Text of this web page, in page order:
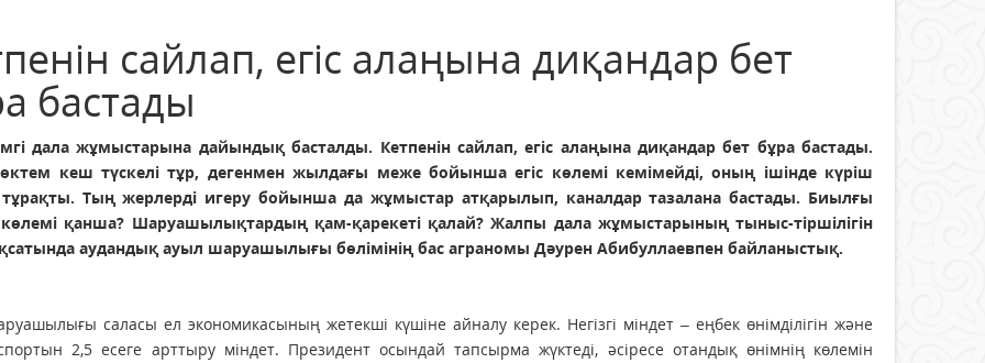
сайлап, егіс алаңына диқандар бет
бастады
дала жұмыстарына дайындық басталды. Кетпенін сайлап, егіс алаңына диқандар бет бұра бастады.
кеш түскелі тұр, дегенмен жылдағы меже бойынша егіс көлемі кемімейді, оның ішінде күріш
тұрақты. Тың жерлерді игеру бойынша да жұмыстар атқарылып, каналдар тазалана бастады. Биылғы
көлемі қанша? Шаруашылықтардың қам-қарекеті қалай? Жалпы дала жұмыстарының тыныс-тіршілігін
аудандық ауыл шаруашылығы бөлімінің бас аграномы Дәурен Абибуллаевпен байланыстық.
саласы ел экономикасының жетекші күшіне ай­налу керек. Негізгі міндет – еңбек өнімділігін және
2,5 есеге арттыру міндет. Президент осын­дай тапсырма жүктеді, әсіресе отандық өнімнің көлемін